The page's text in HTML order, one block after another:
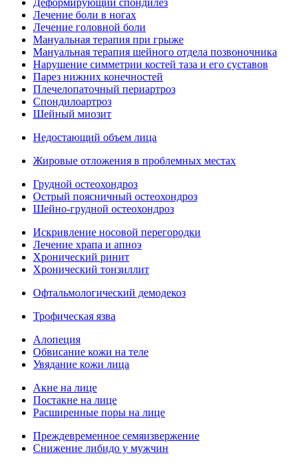
Деформирующий спондилез
Лечение боли в ногах
Лечение головной боли
Мануальная терапия при грыже
Мануальная терапия шейного отдела позвоночника
Нарушение симметрии костей таза и его суставов
Парез нижних конечностей
Плечелопаточный периартроз
Спондилоартроз
Шейный миозит
Недостающий объем лица
Жировые отложения в проблемных местах
Грудной остеохондроз
Острый поясничный остеохондроз
Шейно-грудной остеохондроз
Искривление носовой перегородки
Лечение храпа и апноэ
Хронический ринит
Хронический тонзиллит
Офтальмологический демодекоз
Трофическая язва
Алопеция
Обвисание кожи на теле
Увядание кожи лица
Акне на лице
Постакне на лице
Расширенные поры на лице
Преждевременное семяизвержение
Снижение либидо у мужчин